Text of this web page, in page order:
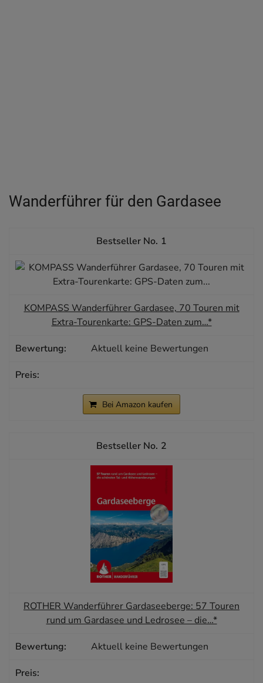
Wanderführer für den Gardasee
1
KOMPASS Wanderführer Gardasee, 70 Touren mit
Extra-Tourenkarte: GPS-Daten zum…*
Aktuell keine Bewertungen
Bei Amazon kaufen
2
ROTHER Wanderführer Gardaseeberge: 57 Touren
rund um Gardasee und Ledrosee – die…*
Aktuell keine Bewertungen